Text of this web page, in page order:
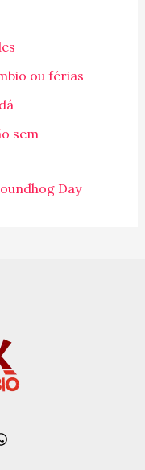
ou férias
sem
Day